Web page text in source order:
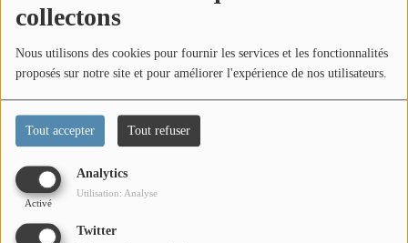
collectons
Nous utilisons des cookies pour fournir les services et les fonctionnalités
proposés sur notre site et pour améliorer l'expérience de nos utilisateurs.
Tout accepter Tout refuser
Analytics
Activé
Utilisation: Analyse
Twitter
CONTACT
Team Building Radio
INFO
EVÉNEMENTS
CIRCULATION EN TEMPS RÉEL